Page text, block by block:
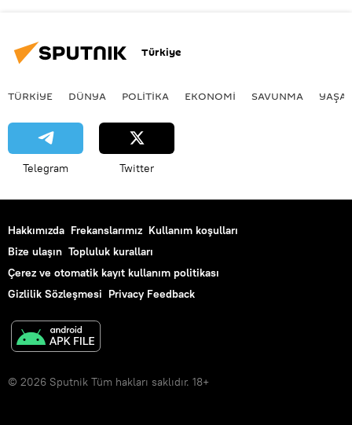
Türkiye
TÜRKIYE DÜNYA POLİTİKA EKONOMİ SAVUNMA
Telegram Twitter
Hakkımızda Frekanslarımız Kullanım koşulları
Bize ulaşın Topluluk kuralları
Çerez ve otomatik kayıt kullanım politikası
Gizlilik Sözleşmesi Privacy Feedback
© 2026 Sputnik Tüm hakları saklıdır. 18+